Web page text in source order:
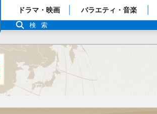
「TBSテレビ」トップページ
番組表
ドラマ・映画 バラエティ・音楽
検索